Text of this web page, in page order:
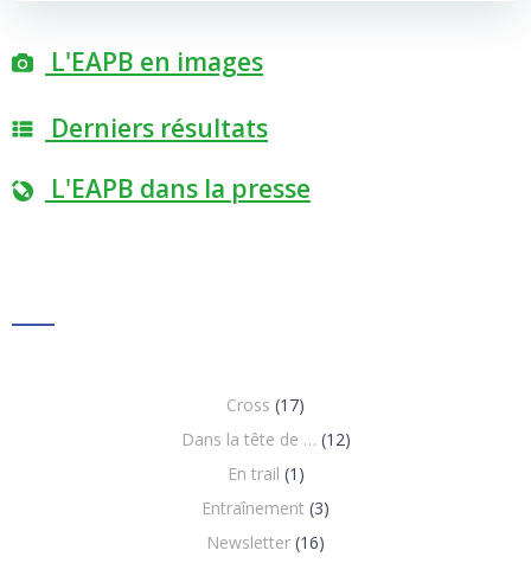
L'EAPB en images
Derniers résultats
L'EAPB dans la presse
Cross (17)
Dans la tête de … (12)
En trail (1)
Entraînement (3)
Newsletter (16)